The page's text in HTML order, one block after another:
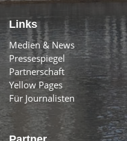
Links
Medien & News
Pressespiegel
Partnerschaft
Yellow Pages
Für Journalisten